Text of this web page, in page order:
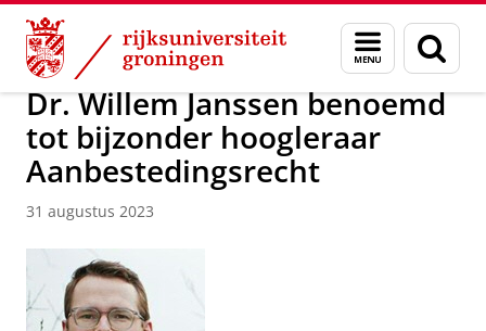
Skip
Content
Skip
Navigation
Menu
en
zoeken
Over ons Nieuwsarchief
Dr. Willem Janssen benoemd
tot bijzonder hoogleraar
Aanbestedingsrecht
31 augustus 2023